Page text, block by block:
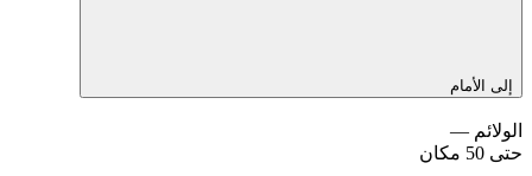
إلى الأمام
الولائم —
حتى 50 مكان